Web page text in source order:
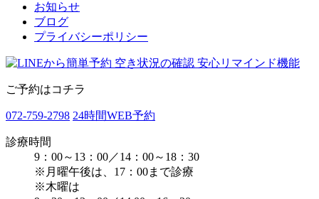
お知らせ
ブログ
プライバシーポリシー
ご予約はコチラ
072-759-2798 24時間WEB予約
診療時間
9：00～13：00／14：00～18：30
※月曜午後は、17：00まで診療
※木曜は